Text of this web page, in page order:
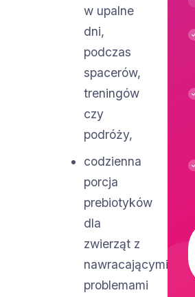
w upalne
dni,
podczas
spacerów,
treningów
czy
podróży,
codzienna
porcja
prebiotyków
dla
zwierząt z
nawracającymi
problemami